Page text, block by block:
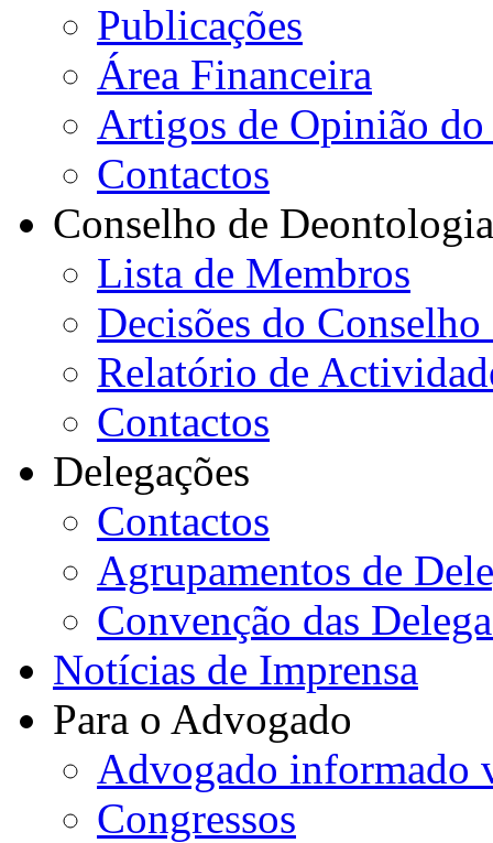
Publicações
Área Financeira
Artigos de Opinião do
Contactos
Conselho de Deontologia
Lista de Membros
Decisões do
Relatório de
Contactos
Delegações
Contactos
Agrupamentos de
Convenção das
Notícias de Imprensa
Para o Advogado
Advogado informado
Congressos